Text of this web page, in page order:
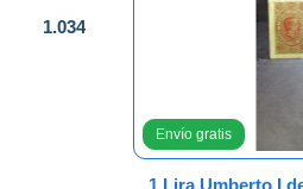
1.034
Envío gratis
1 Lira Umberto I